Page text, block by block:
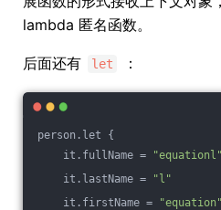
lambda 匿名函数。
后面还有 let ：
person.let {
it.fullName =
"equationl"
it.lastName =
"l"
it.firstName =
"equation"